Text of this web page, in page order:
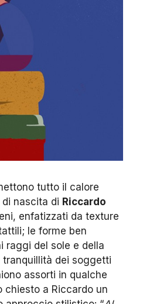
tutto il calore
nascita di Riccardo
enfatizzati da texture
le forme ben
raggi del sole e della
tranquillità dei soggetti
assorti in qualche
chiesto a Riccardo un